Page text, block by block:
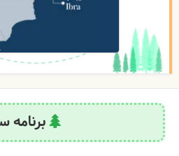
برنامه